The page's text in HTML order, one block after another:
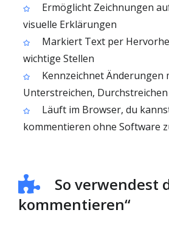
Ermöglicht Zeichnungen
visuelle Erklärungen
Markiert Text per
wichtige Stellen
Kennzeichnet Änderungen
Unterstreichen,
Läuft im Browser, du
kommentieren ohne Software
So verwendest
kommentieren“